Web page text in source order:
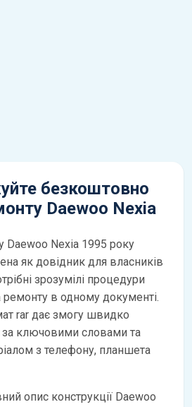
безкоштовно
Daewoo Nexia
Daewoo Nexia 1995 року
як довідник для власників
зрозумілі процедури
ремонту в одному документі.
rar дає змогу швидко
за ключовими словами та
з телефону, планшета
опис конструкції Daewoo